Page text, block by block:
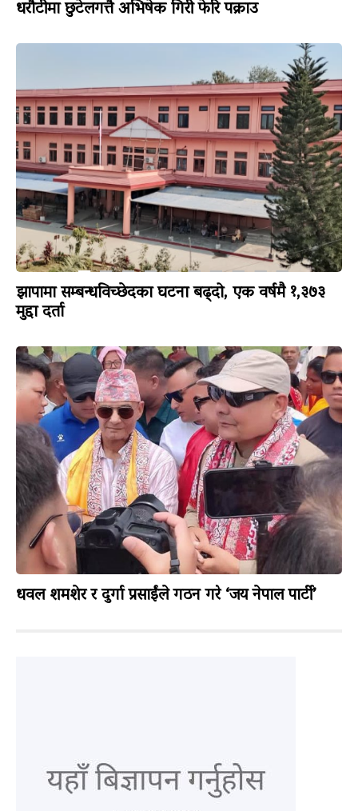
धरौटीमा छुटेलगत्तै अभिषेक गिरी फेरि पक्राउ
झापामा सम्बन्धविच्छेदका घटना बढ्दो, एक वर्षमै १,३७३
मुद्दा दर्ता
धवल शमशेर र दुर्गा प्रसाईंले गठन गरे ‘जय नेपाल पार्टी’